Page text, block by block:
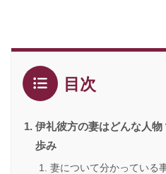
目次
伊礼彼方の妻はどんな人
歩み
妻について分かっている